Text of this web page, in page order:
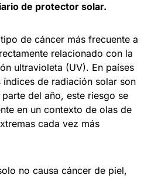
de protector solar.
de cáncer más frecuente a
relacionado con la
ultravioleta (UV). En países
de radiación solar son
del año, este riesgo se
en un contexto de olas de
cada vez más
no causa cáncer de piel,